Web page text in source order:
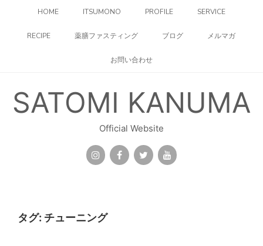
HOME ITSUMONO PROFILE SERVICE
RECIPE 薬膳ファスティング ブログ メルマガ
お問い合わせ
SATOMI KANUMA
Official Website
タグ: チューニング